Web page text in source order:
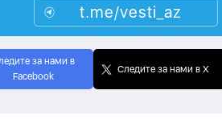
t.me/vesti_az
за нами в
Facebook
Следите за нами в X